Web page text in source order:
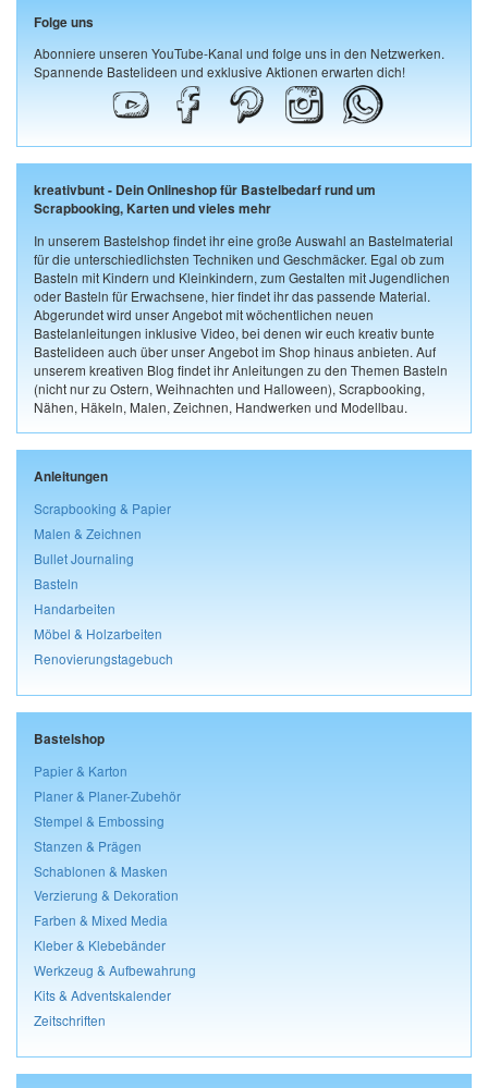
Folge uns
Abonniere unseren YouTube-Kanal und folge uns in den Netzwerken.
Spannende Bastelideen und exklusive Aktionen erwarten dich!
kreativbunt - Dein Onlineshop für Bastelbedarf rund um
Scrapbooking, Karten und vieles mehr
In unserem Bastelshop findet ihr eine große Auswahl an Bastelmaterial
für die unterschiedlichsten Techniken und Geschmäcker. Egal ob zum
Basteln mit Kindern und Kleinkindern, zum Gestalten mit Jugendlichen
oder Basteln für Erwachsene, hier findet ihr das passende Material.
Abgerundet wird unser Angebot mit wöchentlichen neuen
Bastelanleitungen inklusive Video, bei denen wir euch kreativ bunte
Bastelideen auch über unser Angebot im Shop hinaus anbieten. Auf
unserem kreativen Blog findet ihr Anleitungen zu den Themen Basteln
(nicht nur zu Ostern, Weihnachten und Halloween), Scrapbooking,
Nähen, Häkeln, Malen, Zeichnen, Handwerken und Modellbau.
Anleitungen
Scrapbooking & Papier
Malen & Zeichnen
Bullet Journaling
Basteln
Handarbeiten
Möbel & Holzarbeiten
Renovierungstagebuch
Bastelshop
Papier & Karton
Planer & Planer-Zubehör
Stempel & Embossing
Stanzen & Prägen
Schablonen & Masken
Verzierung & Dekoration
Farben & Mixed Media
Kleber & Klebebänder
Werkzeug & Aufbewahrung
Kits & Adventskalender
Zeitschriften